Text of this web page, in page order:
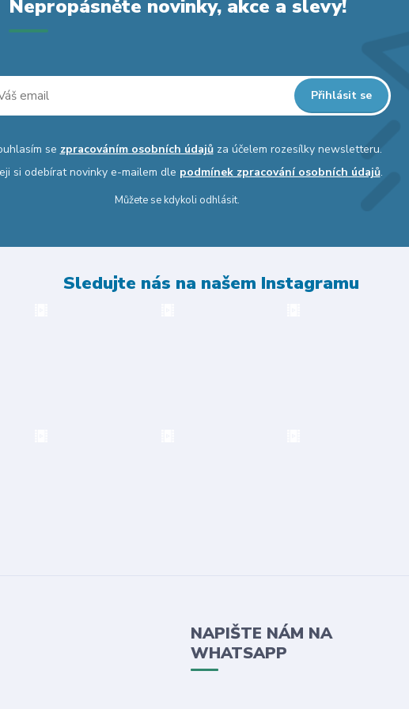
Nepropásněte novinky, akce a slevy!
Přihlásit se
se zpracováním osobních údajůza účelem rozesílky newsletteru.
si odebírat novinky e-mailem dle podmínek zpracování osobních údajů.
Můžete se kdykoli odhlásit.
Sledujte nás na našem Instagramu
NAPIŠTE NÁM NA
WHATSAPP